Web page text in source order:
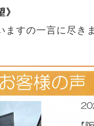
》
ますの一言に尽き